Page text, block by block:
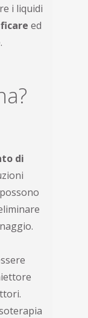
i liquidi
ed
di